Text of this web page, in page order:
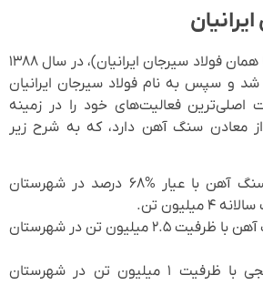
شرکت فولاد سیرجان (یا همان فولاد سیرجان ایرانیان)، در سال ۱۳۸۸
و سپس به نام فولاد سیرجان ایرانیان
فعالیت‌های خود را در زمینه
از معادن سنگ آهن دارد، که به شرح زیر
تولید کنسانتره سنگ آهن با عیار %۶۸ درصد در شهرستان
تن.
تولید گندله سنگ آهن با ظرفیت ۲.۵ میلیون تن در شهرستان
تولید آهن اسفنجی با ظرفیت ۱ میلیون تن در شهرستان